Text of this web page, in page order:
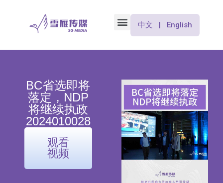
中文 | English
BC省选即将
落定，NDP
将继续执政
2024010028
观看
视频